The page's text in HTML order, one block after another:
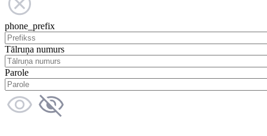
phone_prefix
Tālruņa numurs
Parole